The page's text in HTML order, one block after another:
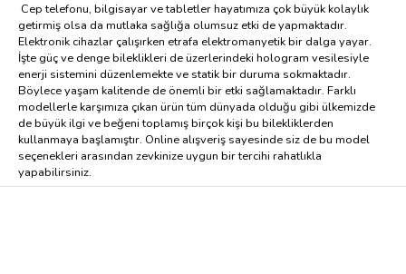
Cep telefonu, bilgisayar ve tabletler hayatımıza çok büyük kolaylık
getirmiş olsa da mutlaka sağlığa olumsuz etki de yapmaktadır.
Elektronik cihazlar çalışırken etrafa elektromanyetik bir dalga yayar.
İşte güç ve denge bileklikleri de üzerlerindeki hologram vesilesiyle
enerji sistemini düzenlemekte ve statik bir duruma sokmaktadır.
Böylece yaşam kalitende de önemli bir etki sağlamaktadır. Farklı
modellerle karşımıza çıkan ürün tüm dünyada olduğu gibi ülkemizde
de büyük ilgi ve beğeni toplamış birçok kişi bu bilekliklerden
kullanmaya başlamıştır. Online alışveriş sayesinde siz de bu model
seçenekleri arasından zevkinize uygun bir tercihi rahatlıkla
yapabilirsiniz.